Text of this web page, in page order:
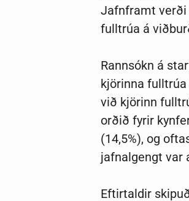
Jafnframt verði
fulltrúa á
Rannsókn á
kjörinna
við kjörinn
orðið fyrir
(14,5%), og
jafnalgengt var
Eftirtaldir